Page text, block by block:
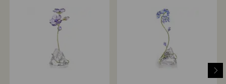
Cât timp durează procesarea retururilor?
După primirea coletului returnat de dvs., îl vom
înregistra și veți primi o notificare prin e-mail odată ce
returul a fost procesat. Transmiterea rambursării va
depinde de normele instituției dvs. financiare și poate
dura până la 3-7 zile lucrătoare pentru ca suma să fie
creditată prin aceeași metodă de plată folosită la